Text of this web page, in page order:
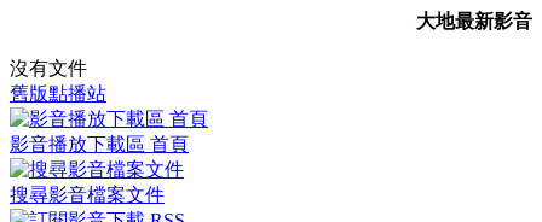
大地最新影音
沒有文件
舊版點播站
影音播放下載區 首頁
搜尋影音檔案文件